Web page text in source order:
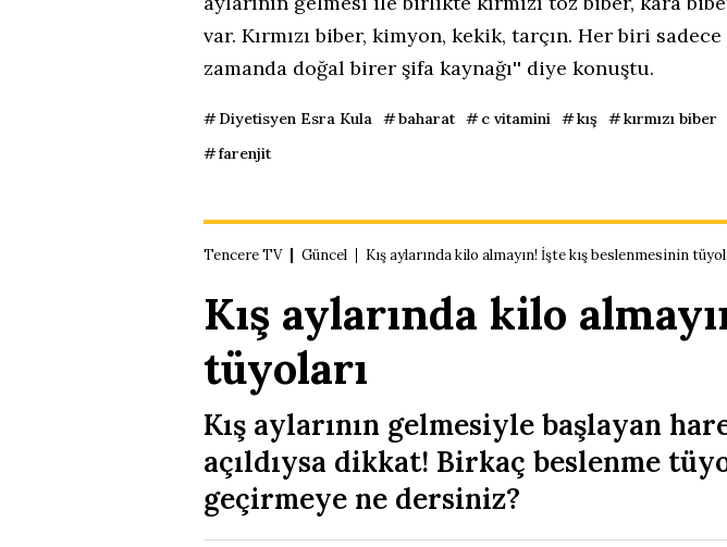
var. Kırmızı biber, kimyon, kekik, tarçın. Her biri
zamanda doğal birer şifa kaynağı'' diye konuştu.
Diyetisyen Esra Kula baharat c vitamini kış kırmızı biber
farenjit
Tencere TV Güncel Kış aylarında kilo almayın! İşte kış beslenmesinin
Kış aylarında kilo
tüyoları
Kış aylarının gelmesiyle başlayan
açıldıysa dikkat! Birkaç beslenme
geçirmeye ne dersiniz?